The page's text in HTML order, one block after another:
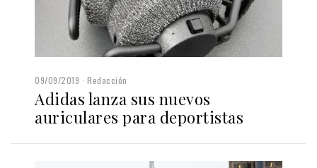
09/09/2019 Redacción
Adidas lanza sus nuevos
auriculares para deportistas